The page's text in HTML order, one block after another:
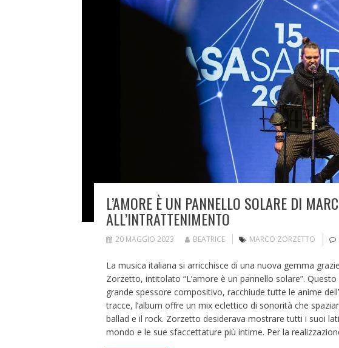
L’AMORE È UN PANNELLO SOLARE DI
ALL’INTRATTENIMENTO
20 MAGGIO 2023 BEATRICE MARCO ZORZETTO
La musica italiana si arricchisce di una nuova gemma
Zorzetto, intitolato “L’amore è un pannello solare”.
grande spessore compositivo, racchiude tutte le anime
tracce, l’album offre un mix eclettico di sonorità che
ballad e il rock. Zorzetto desiderava mostrare tutti i suoi
mondo e le sue sfaccettature più intime. Per la